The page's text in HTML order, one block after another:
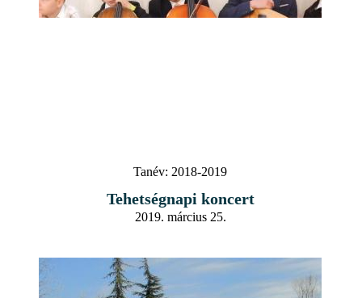
Tanév: 2018-2019
Tehetségnapi koncert
2019. március 25.